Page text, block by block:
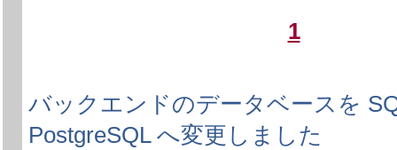
1
バックエンドのデータベースを
PostgreSQL へ変更しました